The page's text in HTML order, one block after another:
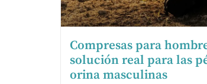
Compresas para
solución real para las
orina masculinas